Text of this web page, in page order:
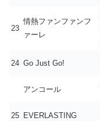
23
情熱ファンファンフ
ァーレ
24 Go Just Go!
アンコール
25 EVERLASTING